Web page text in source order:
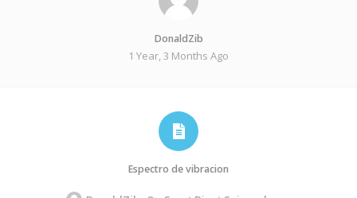
DonaldZib
1 Year, 3 Months Ago
Espectro de vibracion